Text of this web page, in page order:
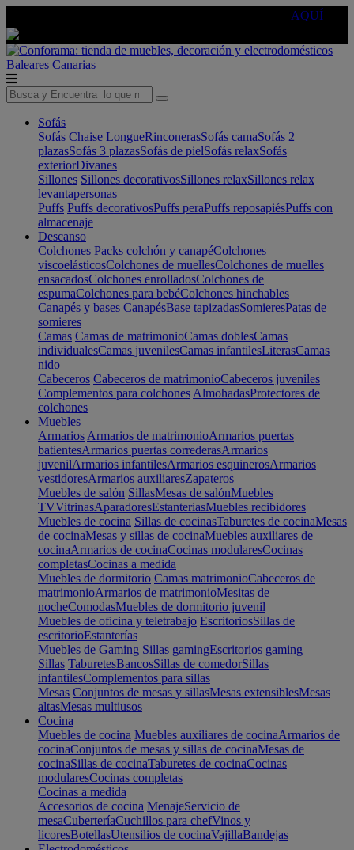
AQUÍ
Baleares Canarias
Sofás
Sofás Chaise LongueRinconerasSofás camaSofás 2
plazasSofás 3 plazasSofás de pielSofás relaxSofás
exteriorDivanes
Sillones Sillones decorativosSillones relaxSillones relax
levantapersonas
Puffs Puffs decorativosPuffs peraPuffs reposapiésPuffs con
almacenaje
Descanso
Colchones Packs colchón y canapéColchones
viscoelásticosColchones de muellesColchones de muelles
ensacadosColchones enrolladosColchones de
espumaColchones para bebéColchones hinchables
Canapés y bases CanapésBase tapizadasSomieresPatas de
somieres
Camas Camas de matrimonioCamas doblesCamas
individualesCamas juvenilesCamas infantilesLiterasCamas
nido
Cabeceros Cabeceros de matrimonioCabeceros juveniles
Complementos para colchones AlmohadasProtectores de
colchones
Muebles
Armarios Armarios de matrimonioArmarios puertas
batientesArmarios puertas correderasArmarios
juvenilArmarios infantilesArmarios esquinerosArmarios
vestidoresArmarios auxiliaresZapateros
Muebles de salón SillasMesas de salónMuebles
TVVitrinasAparadoresEstanteriasMuebles recibidores
Muebles de cocina Sillas de cocinasTaburetes de cocinaMesas
de cocinaMesas y sillas de cocinaMuebles auxiliares de
cocinaArmarios de cocinaCocinas modularesCocinas
completasCocinas a medida
Muebles de dormitorio Camas matrimonioCabeceros de
matrimonioArmarios de matrimonioMesitas de
nocheComodasMuebles de dormitorio juvenil
Muebles de oficina y teletrabajo EscritoriosSillas de
escritorioEstanterías
Muebles de Gaming Sillas gamingEscritorios gaming
Sillas TaburetesBancosSillas de comedorSillas
infantilesComplementos para sillas
Mesas Conjuntos de mesas y sillasMesas extensiblesMesas
altasMesas multiusos
Cocina
Muebles de cocina Muebles auxiliares de cocinaArmarios de
cocinaConjuntos de mesas y sillas de cocinaMesas de
cocinaSillas de cocinaTaburetes de cocinaCocinas
modularesCocinas completas
Cocinas a medida
Accesorios de cocina MenajeServicio de
mesaCuberteríaCuchillos para chefVinos y
licoresBotellasUtensilios de cocinaVajillaBandejas